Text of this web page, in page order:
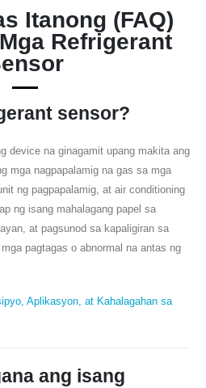
Itanong (FAQ)
Refrigerant
sensor?
device na ginagamit upang makita ang
mga nagpapalamig na gas sa mga
ng pagpapalamig, at air conditioning
ng isang mahalagang papel sa
at pagsunod sa kapaligiran sa
pagtagas o abnormal na antas ng
Aplikasyon, at Kahalagahan sa
ang isang